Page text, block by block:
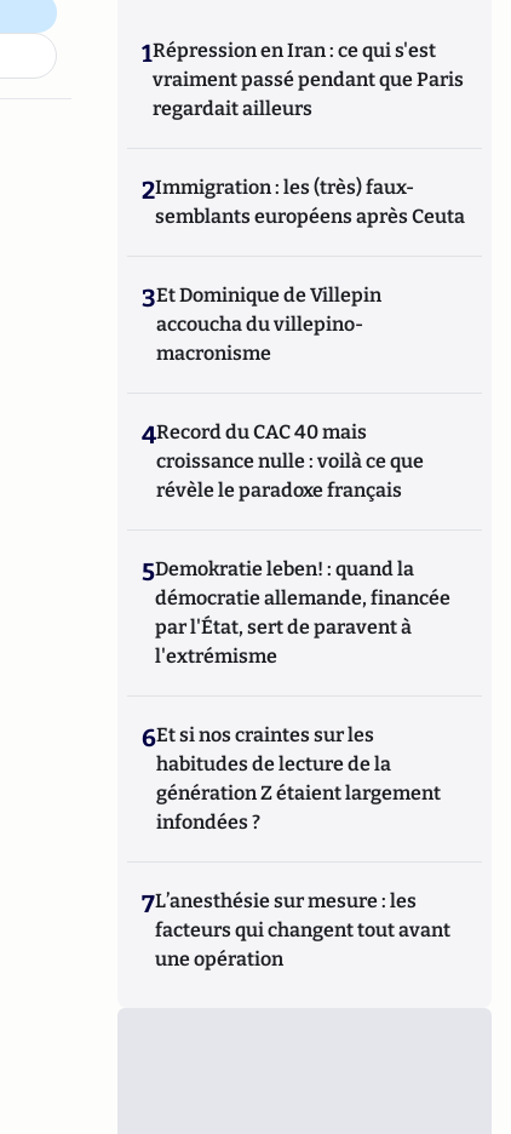
1Répression en Iran : ce qui s'est
vraiment passé pendant que Paris
regardait ailleurs
2Immigration : les (très) faux-
semblants européens après Ceuta
3Et Dominique de Villepin
accoucha du villepino-
macronisme
4Record du CAC 40 mais
croissance nulle : voilà ce que
révèle le paradoxe français
5Demokratie leben! : quand la
démocratie allemande, financée
par l'État, sert de paravent à
l'extrémisme
6Et si nos craintes sur les
habitudes de lecture de la
génération Z étaient largement
infondées ?
7L’anesthésie sur mesure : les
facteurs qui changent tout avant
une opération